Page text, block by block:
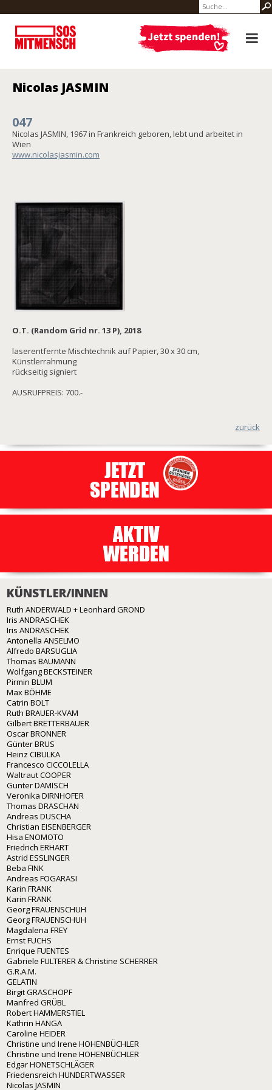
Nicolas JASMIN
047
Nicolas JASMIN, 1967 in Frankreich geboren, lebt und arbeitet in
Wien
www.nicolasjasmin.com
O.T. (Random Grid nr. 13 P), 2018
laserentfernte Mischtechnik auf Papier, 30 x 30 cm,
Künstlerrahmung
rückseitig signiert
AUSRUFPREIS: 700.-
zurück
KÜNSTLER/INNEN
Ruth ANDERWALD + Leonhard GROND
Iris ANDRASCHEK
Iris ANDRASCHEK
Antonella ANSELMO
Alfredo BARSUGLIA
Thomas BAUMANN
Wolfgang BECKSTEINER
Pirmin BLUM
Max BÖHME
Catrin BOLT
Ruth BRAUER-KVAM
Gilbert BRETTERBAUER
Oscar BRONNER
Günter BRUS
Heinz CIBULKA
Francesco CICCOLELLA
Waltraut COOPER
Gunter DAMISCH
Veronika DIRNHOFER
Thomas DRASCHAN
Andreas DUSCHA
Christian EISENBERGER
Hisa ENOMOTO
Friedrich ERHART
Astrid ESSLINGER
Beba FINK
Andreas FOGARASI
Karin FRANK
Karin FRANK
Georg FRAUENSCHUH
Georg FRAUENSCHUH
Magdalena FREY
Ernst FUCHS
Enrique FUENTES
Gabriele FULTERER & Christine SCHERRER
G.R.A.M.
GELATIN
Birgit GRASCHOPF
Manfred GRÜBL
Robert HAMMERSTIEL
Kathrin HANGA
Caroline HEIDER
Christine und Irene HOHENBÜCHLER
Christine und Irene HOHENBÜCHLER
Edgar HONETSCHLÄGER
Friedensreich HUNDERTWASSER
Nicolas JASMIN